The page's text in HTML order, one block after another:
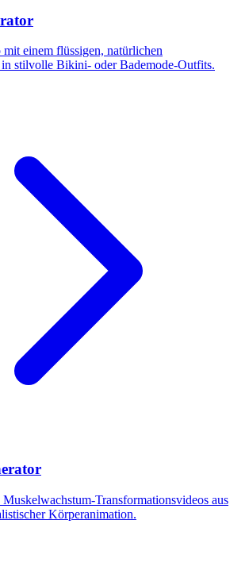
einem flüssigen, natürlichen
stilvolle Bikini- oder Bademode-Outfits.
Muskelwachstum-Transformationsvideos aus
Körperanimation.